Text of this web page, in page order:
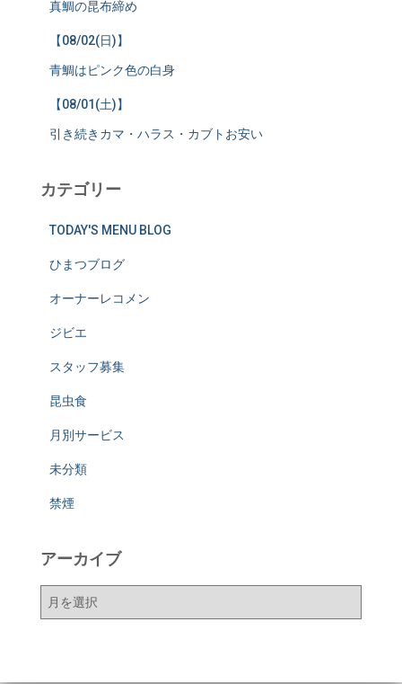
真鯛の昆布締め
【08/02(日)】
青鯛はピンク色の白身
【08/01(土)】
引き続きカマ・ハラス・カブトお安い
カテゴリー
TODAY'S MENU BLOG
ひまつブログ
オーナーレコメン
ジビエ
スタッフ募集
昆虫食
月別サービス
未分類
禁煙
アーカイブ
ア